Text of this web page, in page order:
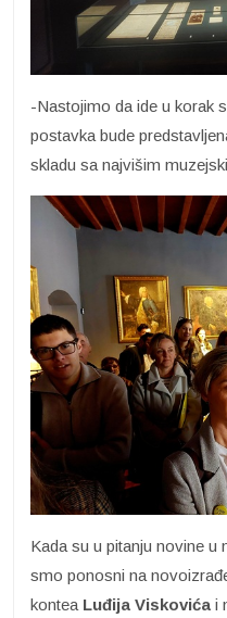
-Nastojimo da ide u korak
postavka bude
skladu sa najvišim
Kada su u pitanju novine
smo ponosni na
kontea Luđija Viskovića i